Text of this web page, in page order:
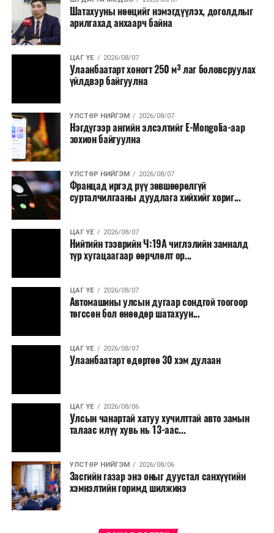
болон арилжааны банкуудтай хамтран стратегийн
бүтээгдэхүүний нөөц бүрдүүлэх, хадгалах, түгээх,
борлуулах бүх шатанд цахим төлбөрийн баримт
үйлдэж, бүртгэлийг ил тод болгох юм.
2026 оны намар бэлтгэж, 2027 оны хавар худалдаанд
Засаг дарга Б.Пүрэвдагваг онцгойлон анхаарч
ажиллахыг Ерөнхий сайд үүрэг болгожээ.
Нөөцийн махыг цахим системд бүртгэснээр мах
бэлтгэлийн явц, нөөцийн үлдэгдэл ил тод болно. Мөн
хөнгөлөлттэй зээлийг зориулалтын бусаар ашиглах
явдлыг таслан зогсоох, хүртээмжийг нэмэгдүүлэх,
өрсөлдөөнийг бий болгох боломжтой гэж үзжээ.
Иргэд агуулах, үйлдвэрээс махаа шууд худалдан авах,
малчид системээр дамжуулан бүтээгдэхүүнээ
Түүнчлэн түлш, улаанбуудай, хүнсний ногооны нөөц
бүрдүүлэх зоорь, агуулах барих аж ахуйн нэгжүүдэд
Шатахууны нөөцийг нэмэгдүүлэх, доголдлыг
арилгахад анхаарч байна
ЦАГ ҮЕ 2026/08/07
Улаанбаатарт хоногт 250 м³ лаг боловсруулах
үйлдвэр байгуулна
УЛСТӨР НИЙГЭМ 2026/08/07
Нэгдүгээр ангийн элсэлтийг E-Mongolia-аар
зохион байгуулна
УЛСТӨР НИЙГЭМ 2026/08/07
Францад иргэд рүү зөвшөөрөлгүй
сурталчилгааны дуудлага хийхийг хориг...
ЦАГ ҮЕ 2026/08/07
Нийтийн тээврийн Ч:19А чиглэлийн замналд
түр хугацаагаар өөрчлөлт ор...
ЦАГ ҮЕ 2026/08/07
Автомашины улсын дугаар сондгой тоогоор
төгссөн бол өнөөдөр шатахуун...
ЦАГ ҮЕ 2026/08/07
Улаанбаатарт өдөртөө 30 хэм дулаан
ЦАГ ҮЕ 2026/08/06
Улсын чанартай хатуу хучилттай авто замын
талаас илүү хувь нь 13-аас...
УЛСТӨР НИЙГЭМ 2026/08/06
Засгийн газар энэ оныг дуустал санхүүгийн
хэмнэлтийн горимд шилжинэ